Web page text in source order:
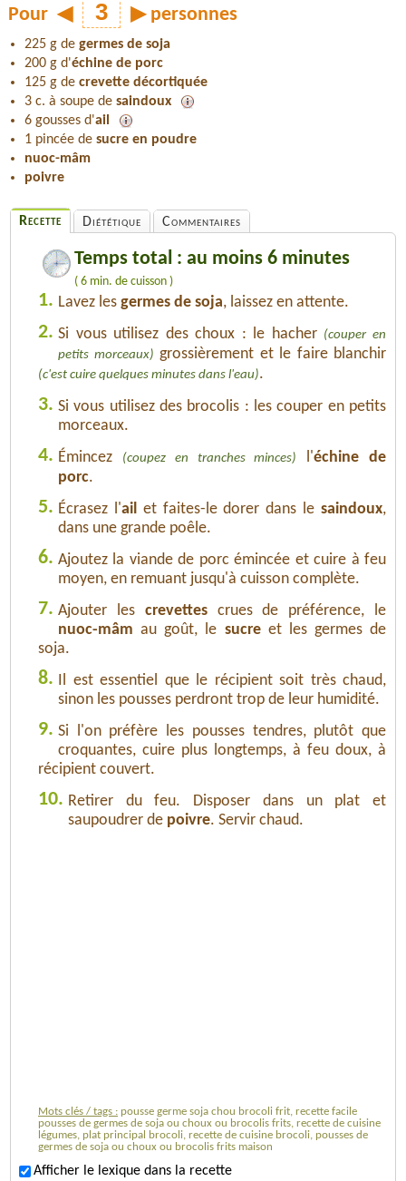
Pour ◀ ▶ personnes
225 g de germes de soja
200 g d'échine de porc
125 g de crevette décortiquée
3 c. à soupe de saindoux
6 gousses d'ail
1 pincée de sucre en poudre
nuoc-mâm
poivre
Recette Diététique Commentaires
Temps total : au moins 6 minutes
( 6 min. de cuisson )
1. Lavez les germes de soja, laissez en attente.
2. Si vous utilisez des choux : le hacher (couper en
petits morceaux) grossièrement et le faire blanchir
(c'est cuire quelques minutes dans l'eau).
3. Si vous utilisez des brocolis : les couper en petits
morceaux.
4. Émincez (coupez en tranches minces) l'échine de
porc.
5. Écrasez l'ail et faites-le dorer dans lesaindoux,
dans une grande poêle.
6. Ajoutez la viande de porc émincée et cuire à feu
moyen, en remuant jusqu'à cuisson complète.
7. Ajouter les crevettescrues de préférence, le
nuoc-mâm au goût, le sucreet les germes de
soja.
8.
Il est essentiel que le récipient soit très chaud,
sinon les pousses perdront trop de leur humidité.
9. Si l'on préfère les pousses tendres, plutôt que
croquantes, cuire plus longtemps, à feu doux, à
récipient couvert.
10. Retirer du feu. Disposer dans un plat et
saupoudrer de poivre. Servir chaud.
Mots clés / tags : pousse germe soja chou brocoli frit, recette facile
pousses de germes de soja ou choux ou brocolis frits, recette de cuisine
légumes, plat principal brocoli, recette de cuisine brocoli, pousses de
germes de soja ou choux ou brocolis frits maison
Afficher le lexique dans la recette